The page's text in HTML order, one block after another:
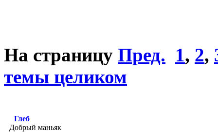
На страницу Пред. 1, 2,
темы целиком
Глеб
Добрый маньяк